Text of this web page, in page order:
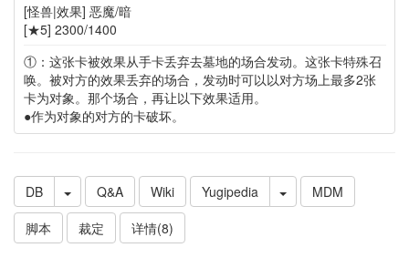
[怪兽|效果] 恶魔/暗
[★5] 2300/1400
①：这张卡被效果从手卡丢弃去墓地的场合发动。这张卡特殊召
唤。被对方的效果丢弃的场合，发动时可以以对方场上最多2张
卡为对象。那个场合，再让以下效果适用。
●作为对象的对方的卡破坏。
DB Q&A Wiki Yugipedia
MDM
脚本
裁定 详情(8)